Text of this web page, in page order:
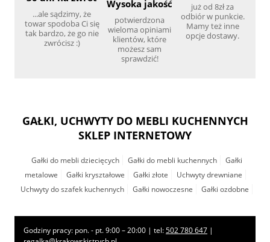
...ale sądzimy, że
towar spodoba Ci się
tak bardzo, że go nie
zwrócisz :)
Wysoka jakość
potwierdzona
wieloma opiniami
klientów, które
możesz sam
sprawdzić!
już od 8zł za
odbiór w punkcie.
Mamy też inne
opcje dostawy.
GAŁKI, UCHWYTY DO MEBLI KUCHENNYCH
SKLEP INTERNETOWY
Gałki do mebli dziecięcych Gałki do mebli kuchennych
Gałki
metalowe
Gałki kryształowe Gałki złote
Uchwyty drewniane
Uchwyty do szafek kuchennych
Gałki nowoczesne Gałki ozdobne
Godziny pracy: pon. - pt. 9:00 – 20:00 | tel:502 780 647 |